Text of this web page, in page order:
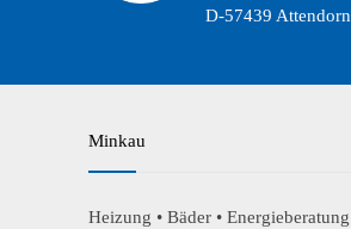
D-57439 Attendorn
Minkau
Heizung • Bäder • Energieberatung